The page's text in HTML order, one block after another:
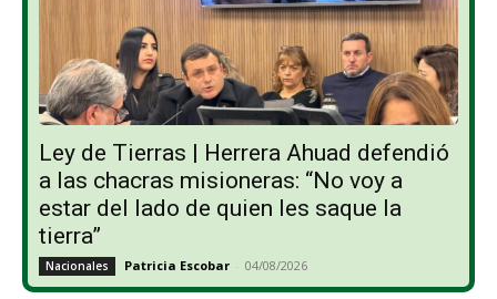
Ley de Tierras | Herrera Ahuad defendió
a las chacras misioneras: “No voy a
estar del lado de quien les saque la
tierra”
Nacionales Patricia Escobar - 04/08/2026